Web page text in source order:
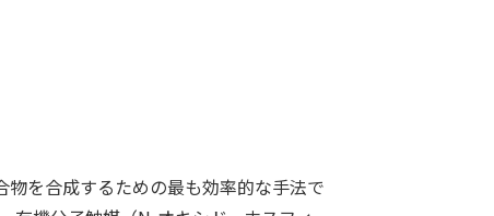
を合成するための最も効率的な手法で
JPEN